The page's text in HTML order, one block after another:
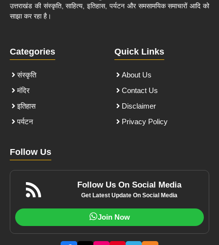
उत्तराखंड की संस्कृति, साहित्य, इतिहास, पर्यटन और समसामयिक समाचारों आदि को
साझा कर रहा है।
Categories
संस्कृति
मंदिर
इतिहास
पर्यटन
Quick Links
About Us
Contact Us
Disclaimer
Privacy Policy
Follow Us
Follow Us On Social Media
Get Latest Update On Social Media
Join Now